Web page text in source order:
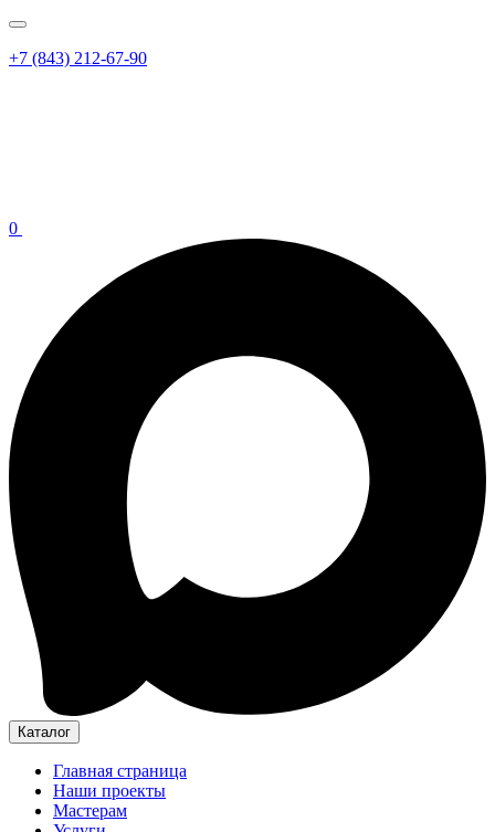
+7 (843) 212-67-90
0
Каталог
Главная страница
Наши проекты
Мастерам